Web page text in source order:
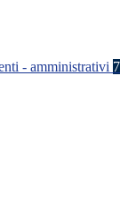
- amministrativi 7